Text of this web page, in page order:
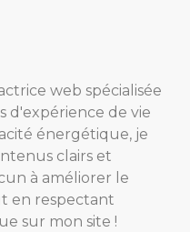
web spécialisée
d'expérience de vie
énergétique, je
clairs et
à améliorer le
en respectant
sur mon site !